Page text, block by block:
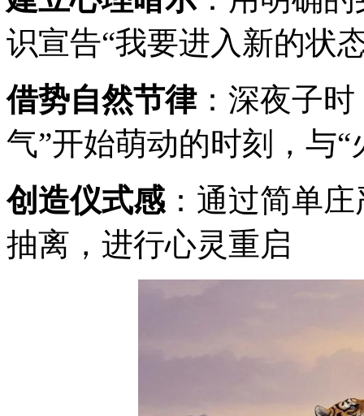
识宣告“我要进入新的状
借势自然节律：深夜子
气”开始萌动的时刻，与
创造仪式感 ：通过简单
抽离，进行心灵重启